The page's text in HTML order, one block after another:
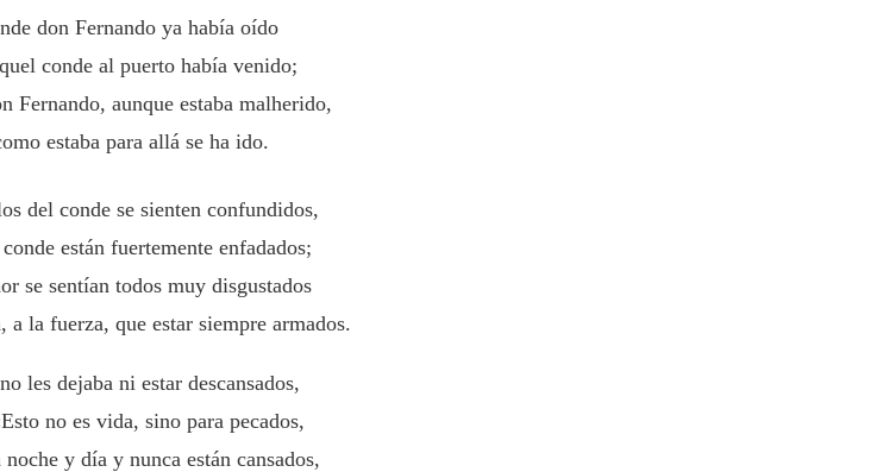
don Fernando ya había oído
conde al puerto había venido;
Fernando, aunque estaba malherido,
estaba para allá se ha ido.
del conde se sienten confundidos,
están fuertemente enfadados;
se sentían todos muy disgustados
a la fuerza, que estar siempre armados.
les dejaba ni estar descansados,
no es vida, sino para pecados,
noche y día y nunca están cansados,